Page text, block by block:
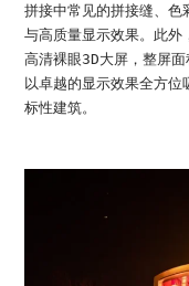
拼接中常见的拼接缝、色
与高质量显示效果。此
高清裸眼3D大屏，整屏
以卓越的显示效果全方
标性建筑。